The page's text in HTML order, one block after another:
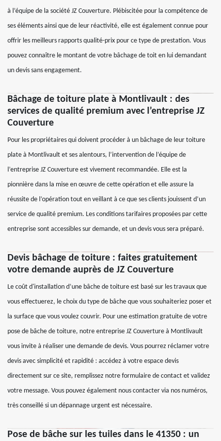
à l’équipe de la société JZ Couverture. Plébiscitée pour la compétence de
ses éléments ainsi que de leur réactivité, elle est également connue pour
offrir les meilleurs rapports qualité-prix pour ce type de prestation. Vous
pouvez connaître le montant de votre bâchage de toit en lui demandant
un devis sans engagement.
Bâchage de toiture plate à Montlivault : des
services de qualité premium avec l’entreprise JZ
Couverture
Pour les propriétaires qui doivent procéder à un bâchage de leur toiture
plate à Montlivault et ses alentours, l’intervention de l’équipe de
l’entreprise JZ Couverture est vivement recommandée. Elle est la
pionnière dans la mise en œuvre de cette opération et elle assure la
réussite de l’opération tout en veillant à ce que ses clients jouissent d’un
service de qualité premium. Les conditions tarifaires proposées par cette
entreprise sont accessibles sur demande, et un devis vous sera préparé.
Devis bâchage de toiture : faites gratuitement
votre demande auprès de JZ Couverture
Le coût d'installation d’une bâche de toiture est basé sur les travaux que
vous effectuerez, le choix du type de bâche que vous souhaiteriez poser et
la surface que vous voulez couvrir. Pour une estimation gratuite de votre
pose de bâche de toiture, notre entreprise JZ Couverture à Montlivault
vous invite à réaliser une demande de devis. Vous pourrez réclamer votre
devis avec simplicité et rapidité : accédez à votre espace devis
directement sur ce site, remplissez notre formulaire de contact et validez
votre message. Vous pouvez également nous contacter via nos numéros,
très conseillé si un dépannage urgent est nécessaire.
Pose de bâche sur les tuiles dans le 41350 : un